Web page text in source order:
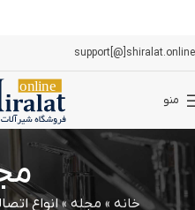
support[@]shiralat.online
منو
خانه » مجله»انواع